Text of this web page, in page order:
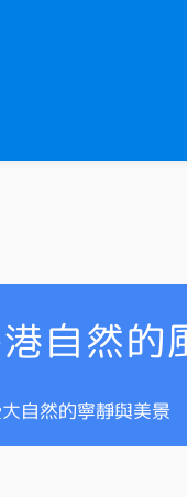
自然的
自然的寧靜與美景